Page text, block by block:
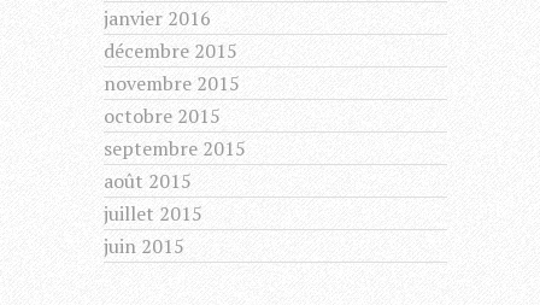
janvier 2016
décembre 2015
novembre 2015
octobre 2015
septembre 2015
août 2015
juillet 2015
juin 2015